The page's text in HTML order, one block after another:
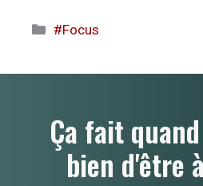
Catégories
#Focus
Ça fait
bien d'être